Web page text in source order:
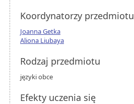
Koordynatorzy przedmiotu
Joanna Getka
Aliona Liubaya
Rodzaj przedmiotu
języki obce
Efekty uczenia się